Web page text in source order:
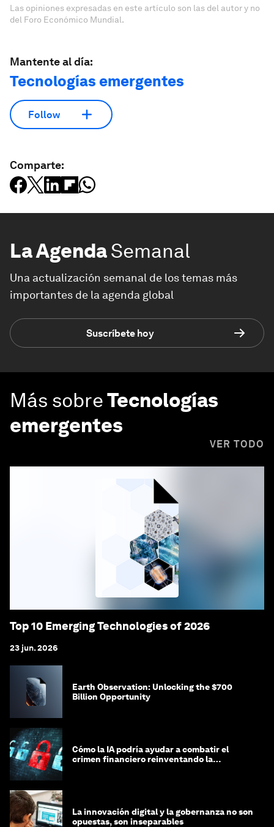
Las opiniones expresadas en este artículo son las del autor y no
del Foro Económico Mundial.
Mantente al día:
Tecnologías emergentes
Follow
Comparte:
La AgendaSemanal
Una actualización semanal de los temas más
importantes de la agenda global
Suscríbete hoy
Más sobreTecnologías
emergentes
VER TODO
Top 10 Emerging Technologies of 2026
23 jun. 2026
Earth Observation: Unlocking the $700
Billion Opportunity
Cómo la IA podría ayudar a combatir el
crimen financiero reinventando la
La innovación digital y la gobernanza no son
opuestas, son inseparables